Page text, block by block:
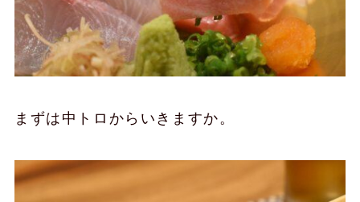
まずは中トロからいきますか。